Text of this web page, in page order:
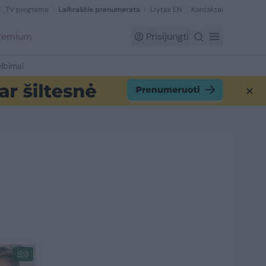
TV programa Laikraščio prenumerata Lrytas EN Kontaktai
Prisijungti
3